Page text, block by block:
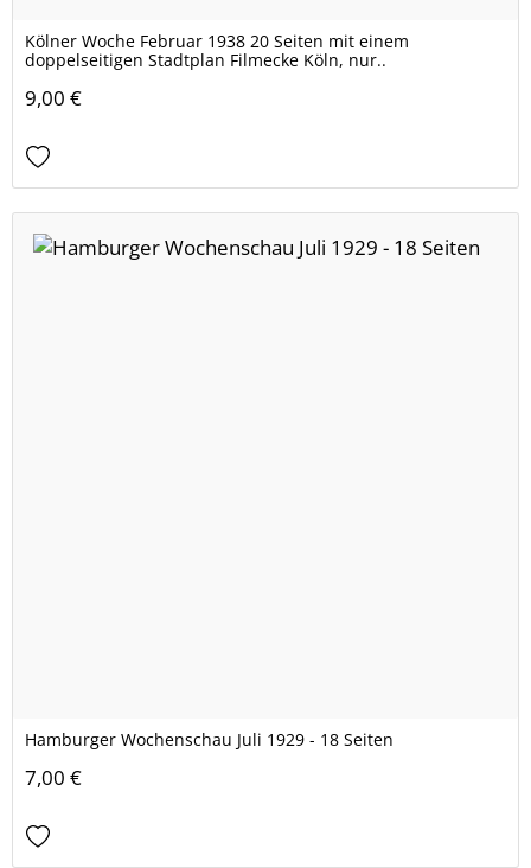
Kölner Woche Februar 1938 20 Seiten mit einem
doppelseitigen Stadtplan Filmecke Köln, nur..
9,00 €
Hamburger Wochenschau Juli 1929 - 18 Seiten
7,00 €